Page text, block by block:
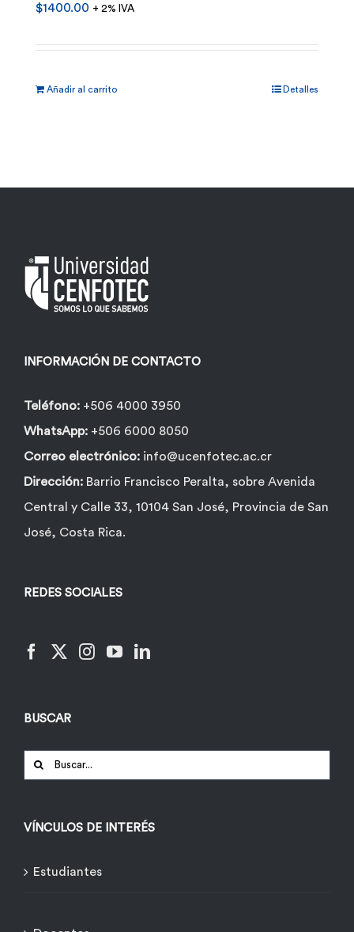
$1400.00 + 2% IVA
Añadir al carrito Detalles
INFORMACIÓN DE CONTACTO
Teléfono: +506 4000 3950
WhatsApp: +506 6000 8050
Correo electrónico: info@ucenfotec.ac.cr
Dirección: Barrio Francisco Peralta, sobre Avenida
Central y Calle 33, 10104 San José, Provincia de San
José, Costa Rica.
REDES SOCIALES
BUSCAR
Buscar:
VÍNCULOS DE INTERÉS
Estudiantes